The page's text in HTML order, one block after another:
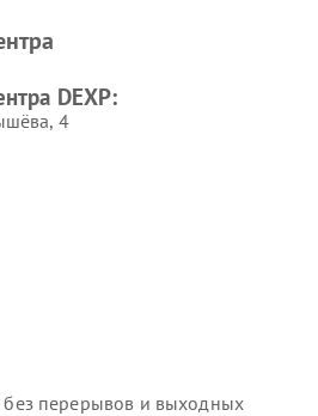
Ремонт мини пк DEXP
DEXP:
4
перерывов и выходных